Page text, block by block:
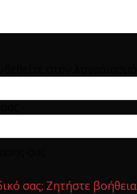
σας; Ζητήστε βοήθεια